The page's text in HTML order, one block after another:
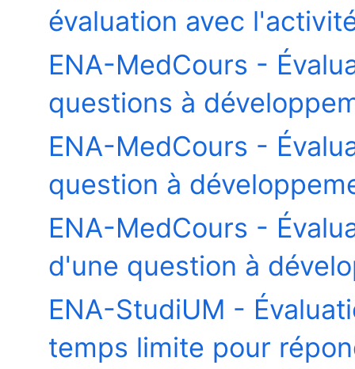
évaluation avec
ENA-MedCours -
questions à
ENA-MedCours -
question à
ENA-MedCours -
d'une question à
ENA-StudiUM -
temps limite pour